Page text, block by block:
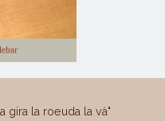
gira la roeuda la và"